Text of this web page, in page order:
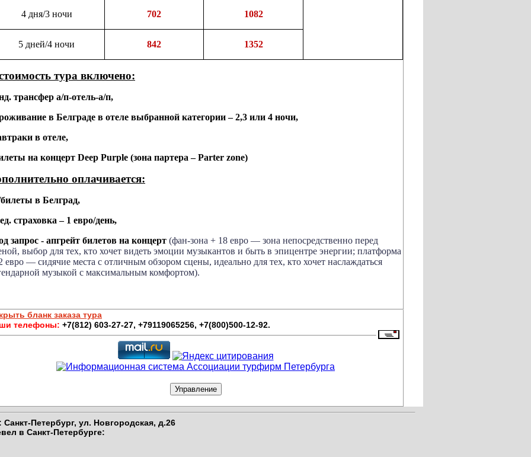
4 дня/3 ночи 702 1082
5 дней/4 ночи 842 1352
тура включено:
трансфер а/п-отель-а/п,
в Белграде в отеле выбранной категории – 2,3 или 4 ночи,
в отеле,
на концерт Deep Purple (зона партера –Parter zone)
оплачивается:
в Белград,
страховка – 1 евро/день,
запрос - апгрейт билетов на концерт (фан-зона + 18 евро — зона непосредственно перед
выбор для тех, кто хочет видеть эмоции музыкантов и быть в эпицентре энергии; платформа
евро — сидячие места с отличным обзором сцены, идеально для тех, кто хочет наслаждаться
музыкой с максимальным комфортом).
бланк заказа тура
телефоны: +7(812) 603-27-27, +79119065256, +7(800)500-12-92.
Петербург, ул. Новгородская, д.26
в Санкт-Петербурге: